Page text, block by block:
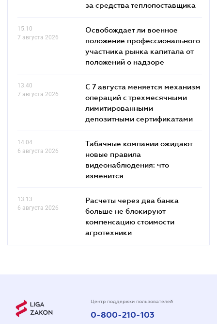
за средства теплопоставщика
15.10
7 августа 2026
Освобождает ли военное
положение профессионального
участника рынка капитала от
положений о надзоре
13.40
7 августа 2026
С 7 августа меняется механизм
операций с трехмесячными
лимитированными
депозитными сертификатами
14.04
6 августа 2026
Табачные компании ожидают
новые правила
видеонаблюдения: что
изменится
13.13
6 августа 2026
Расчеты через два банка
больше не блокируют
компенсацию стоимости
агротехники
Центр поддержки пользователей
0-800-210-103